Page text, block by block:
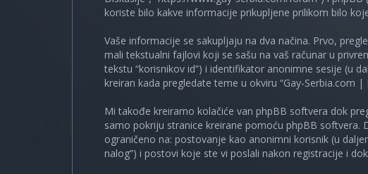
koriste bilo kakve informacije prikupljene prilikom bilo
Vaše informacije se sakupljaju na dva načina. Prvo,
mali tekstualni fajlovi koji se sašu na vaš računar u
tekstu “korisnikov id”) i identifikator anonimne sesije (u
kreiran kada pregledate teme u okviru “Gay-
Mi takođe kreiramo kolačiće van phpBB softvera dok
samo pokriju stranice kreirane pomoću phpBB
ograničeno na: postovanje kao anonimni korisnik (u
nalog”) i postovi koje ste vi poslali nakon registracije i